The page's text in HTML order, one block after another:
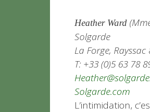
Heather Ward
Solgarde
La Forge, Rayssac
T: +33 (0)5 63 78
Solgarde.com
L’intimidation,